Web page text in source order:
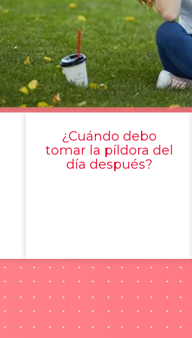
¿Cuándo debo
tomar la píldora del
día después?